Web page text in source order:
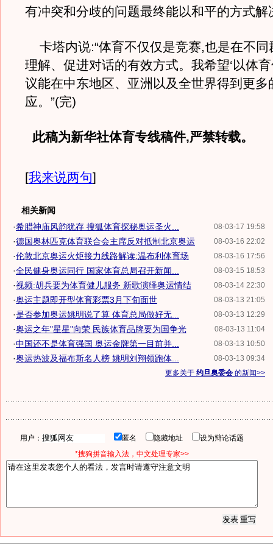
有冲突和分歧的问题最终能以和平的方式解
卡塔内说:“体育不仅仅是竞赛,也是在不同
理解、促进对话的有效方式。我希望‘以体育
议能在中东地区、亚洲以及全世界得到更多
应。”(完)
此稿为新华社体育专线稿件,严禁转载。
[我来说两句]
相关新闻
08-03-17 19:58
·希腊神庙风韵犹存 搜狐体育探秘奥运圣火...
08-03-16 22:02
·德国奥林匹克体育联合会主席反对抵制北京奥运
08-03-16 17:56
·伦敦北京奥运火炬接力线路解读:温布利体育场
08-03-15 18:53
·全民健身奥运同行 国家体育总局召开新闻...
08-03-14 22:30
·视频:胡兵要为体育健儿服务 新歌演绎奥运情结
08-03-13 21:05
·奥运主题即开型体育彩票3月下旬面世
08-03-13 12:29
·是否参加奥运姚明说了算 体育总局做好无...
08-03-13 11:04
·奥运之年"星星"向荣 民族体育品牌要为国争光
08-03-13 10:50
·中国还不是体育强国 奥运金牌第一目前并...
08-03-13 09:34
·奥运热波及福布斯名人榜 姚明刘翔领跑体...
更多关于 约旦奥委会 的新闻>>
用户： 匿名 隐藏地址
设为辩论话题
*搜狗拼音输入法，中文处理专家>>